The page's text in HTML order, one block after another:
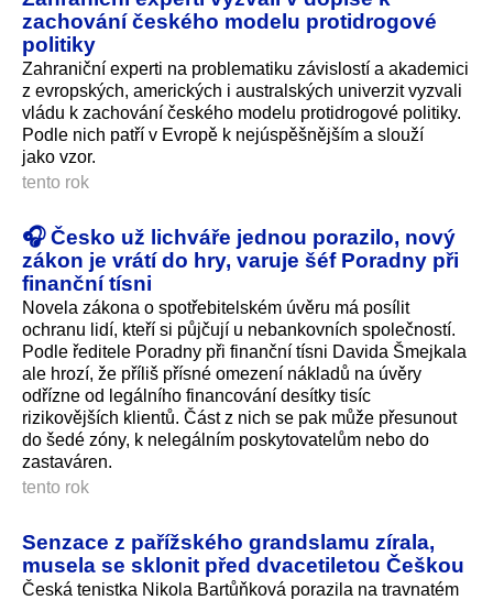
zachování českého modelu protidrogové
politiky
Zahraniční experti na problematiku závislostí a akademici
z evropských, amerických i australských univerzit vyzvali
vládu k zachování českého modelu protidrogové politiky.
Podle nich patří v Evropě k nejúspěšnějším a slouží
jako vzor.
tento rok
🎧 Česko už lichváře jednou porazilo, nový
zákon je vrátí do hry, varuje šéf Poradny při
finanční tísni
Novela zákona o spotřebitelském úvěru má posílit
ochranu lidí, kteří si půjčují u nebankovních společností.
Podle ředitele Poradny při finanční tísni Davida Šmejkala
ale hrozí, že příliš přísné omezení nákladů na úvěry
odřízne od legálního financování desítky tisíc
rizikovějších klientů. Část z nich se pak může přesunout
do šedé zóny, k nelegálním poskytovatelům nebo do
zastaváren.
tento rok
Senzace z pařížského grandslamu zírala,
musela se sklonit před dvacetiletou Češkou
Česká tenistka Nikola Bartůňková porazila na travnatém